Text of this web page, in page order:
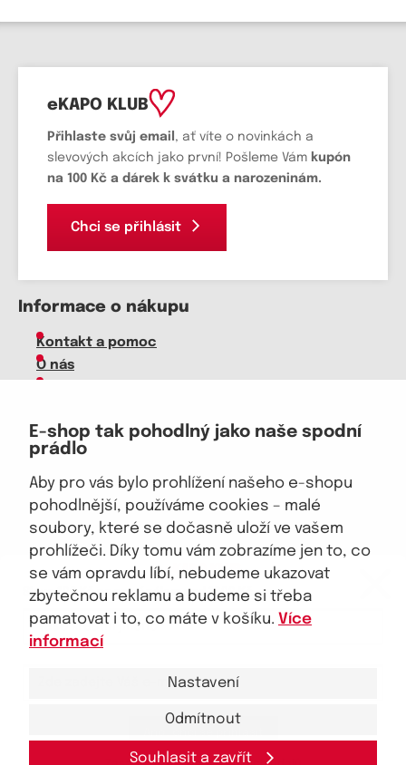
E-shop tak pohodlný jako naše spodní
prádlo
Aby pro vás bylo prohlížení našeho e-shopu
pohodlnější, používáme cookies – malé
soubory, které se dočasně uloží ve vašem
prohlížeči. Díky tomu vám zobrazíme jen to, co
se vám opravdu líbí, nebudeme ukazovat
zbytečnou reklamu a budeme si třeba
pamatovat i to, co máte v košíku. Více
informací
Nastavení
Odmítnout
Souhlasit a zavřít
eKAPO KLUB
Přihlaste svůj email , ať víte o novinkách a
slevových akcích jako první! Pošleme Vám kupón
na 100 Kč a dárek k svátku a narozeninám.
Chci se přihlásit
Informace o nákupu
Kontakt a pomoc
O nás
Velkoobchod
Vrácení zboží, reklamace
Obchodní podmínky
Průvodce spokojené ženy
Staňte se naším fanouškem
Jsme důvěryhodný obchod
Obchodní podmínky GDPR Mapa stránek
eKAPO KLUB
Sleva 100 Kč na první nákupnad 1000 Kč